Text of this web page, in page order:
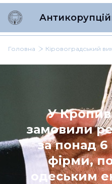
Головна Кіровоградський
У
замовили
за понад 6
фірми,
одеським